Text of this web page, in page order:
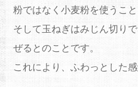
粉ではなく小麦粉を使うこと
そして玉ねぎはみじん切り
ぜるとのことです。
これにより、ふわっとした